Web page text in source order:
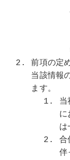
前項の定
当該情報
ます。
当
に
は
合
伴